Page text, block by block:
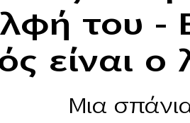
του –
είναι ο
Μια